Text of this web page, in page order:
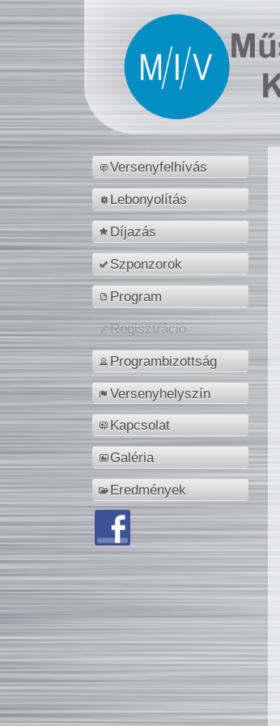
Versenyfelhívás
Lebonyolítás
Díjazás
Szponzorok
Program
Regisztráció
Programbizottság
Versenyhelyszín
Kapcsolat
Galéria
Eredmények